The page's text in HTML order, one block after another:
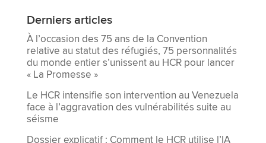
Derniers articles
À l’occasion des 75 ans de la Convention
relative au statut des réfugiés, 75 personnalités
du monde entier s’unissent au HCR pour lancer
« La Promesse »
Le HCR intensifie son intervention au Venezuela
face à l’aggravation des vulnérabilités suite au
séisme
Dossier explicatif : Comment le HCR utilise l’IA